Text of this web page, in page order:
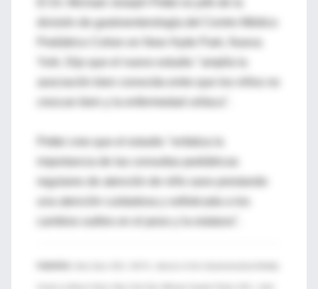
división de gastroenterología del Centro Médico
importancia de las consultas pediátricas
regulares de atención de niño sano prestando